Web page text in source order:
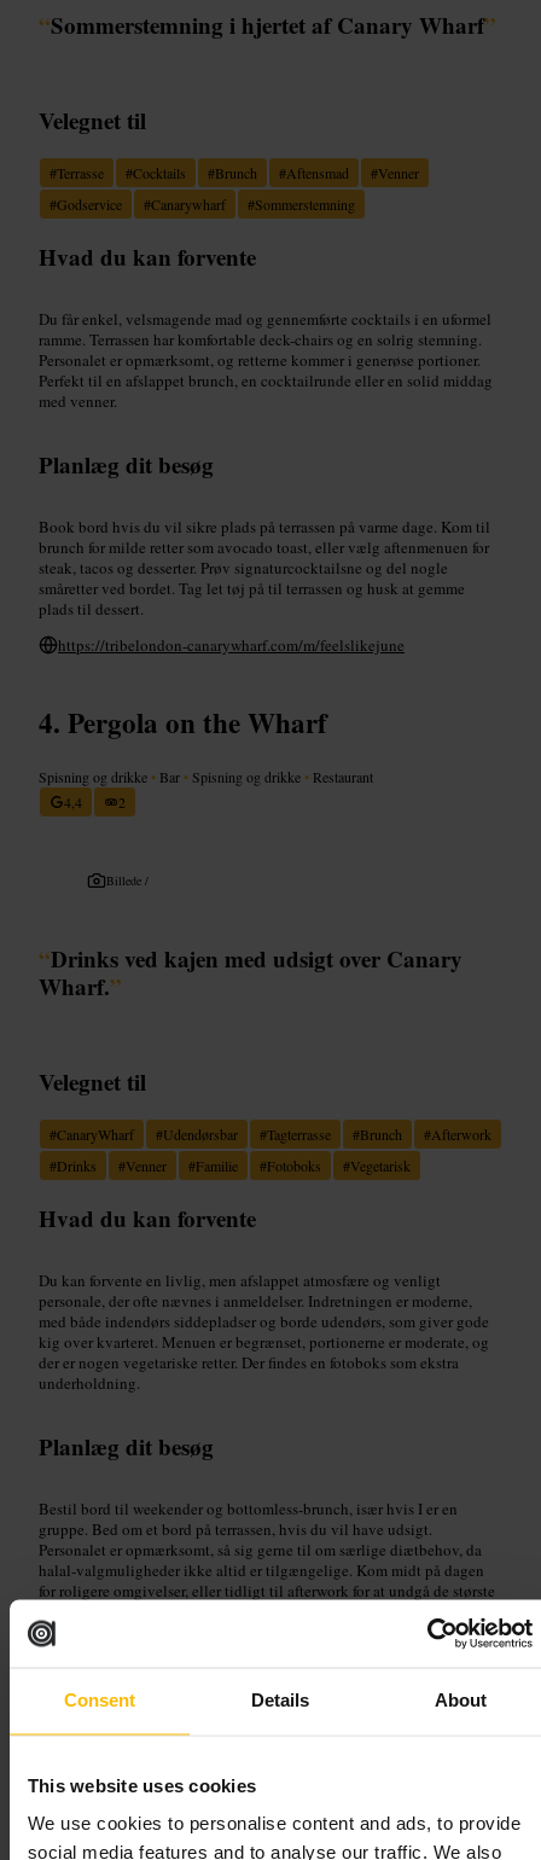
Consent Details About
This website uses cookies
We use cookies to personalise content and ads, to provide
social media features and to analyse our traffic. We also
“Sommerstemning i hjertet af Canary Wharf”
Velegnet til
#Terrasse #Cocktails #Brunch #Aftensmad #Venner
#Godservice #Canarywharf #Sommerstemning
Hvad du kan forvente
Du får enkel, velsmagende mad og gennemførte cocktails i en uformel
ramme. Terrassen har komfortable deck-chairs og en solrig stemning.
Personalet er opmærksomt, og retterne kommer i generøse portioner.
Perfekt til en afslappet brunch, en cocktailrunde eller en solid middag
med venner.
Planlæg dit besøg
Book bord hvis du vil sikre plads på terrassen på varme dage. Kom til
brunch for milde retter som avocado toast, eller vælg aftenmenuen for
steak, tacos og desserter. Prøv signaturcocktailsne og del nogle
småretter ved bordet. Tag let tøj på til terrassen og husk at gemme
plads til dessert.
https://tribelondon-canarywharf.com/m/feelslikejune
Pergola on the Wharf
Spisning og drikke • Bar • Spisning og drikke • Restaurant
4,4
2
Billede /
“Drinks ved kajen med udsigt over Canary
Wharf.”
Velegnet til
#CanaryWharf #Udendørsbar #Tagterrasse #Brunch #Afterwork
#Drinks #Venner #Familie #Fotoboks #Vegetarisk
Hvad du kan forvente
Du kan forvente en livlig, men afslappet atmosfære og venligt
personale, der ofte nævnes i anmeldelser. Indretningen er moderne,
med både indendørs siddepladser og borde udendørs, som giver gode
kig over kvarteret. Menuen er begrænset, portionerne er moderate, og
der er nogen vegetariske retter. Der findes en fotoboks som ekstra
underholdning.
Planlæg dit besøg
Bestil bord til weekender og bottomless-brunch, især hvis I er en
gruppe. Bed om et bord på terrassen, hvis du vil have udsigt.
Personalet er opmærksomt, så sig gerne til om særlige diætbehov, da
halal-valgmuligheder ikke altid er tilgængelige. Kom midt på dagen
for roligere omgivelser, eller tidligt til afterwork for at undgå de største
Bōkan 38 Bar
4,5
4